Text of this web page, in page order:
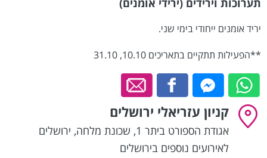
תערוכות וירידים (ירידי אומנים)
יריד אומנים ייחודי בימי שני.
**הפעילות תתקיים בתאריכים 10.10, 31.10
קניון עזריאלי ירושלים
אגודת הספורט ביתר 1, שכונת מלחה , ירושלים
לאירועים נוספים בירושלים